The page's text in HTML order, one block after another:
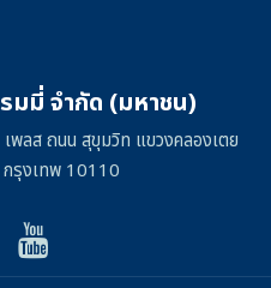
มมี่ จำกัด (มหาชน)
พลส ถนน สุขุมวิท แขวงคลองเตย
กรุงเทพ 10110